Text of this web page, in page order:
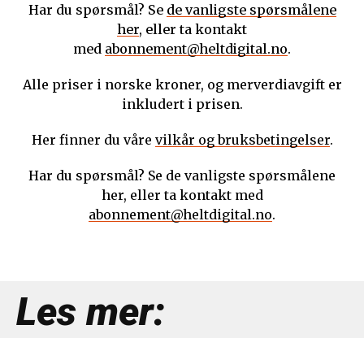
Har du spørsmål? Se de vanligste spørsmålene
her, eller ta kontakt
med abonnement@heltdigital.no.
Alle priser i norske kroner, og merverdiavgift er
inkludert i prisen.
Her finner du våre vilkår og bruksbetingelser.
Har du spørsmål? Se de vanligste spørsmålene
her, eller ta kontakt med
abonnement@heltdigital.no.
Les mer: